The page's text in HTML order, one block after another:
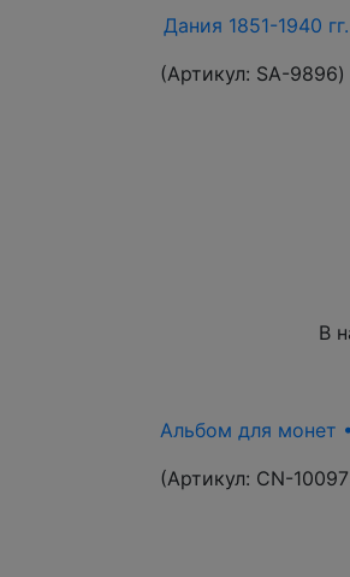
Дания 1851-1940
(Артикул: SA-9896)
В
Альбом для монет
(Артикул: CN-